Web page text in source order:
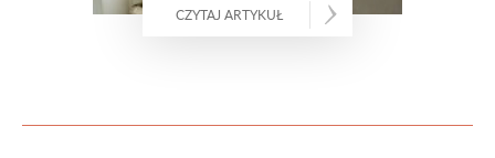
CZYTAJ ARTYKUŁ